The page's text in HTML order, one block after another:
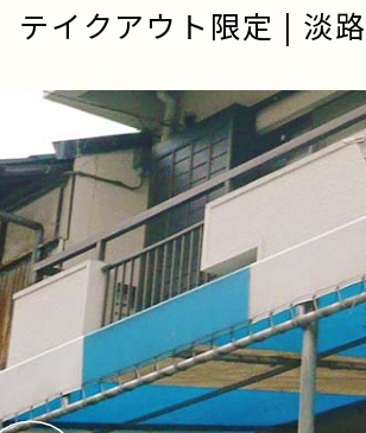
テイクアウト限定 | 淡